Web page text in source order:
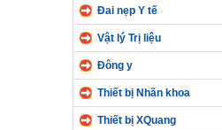
Đai nẹp Y tế
Vật lý Trị liệu
Đông y
Thiết bị Nhãn khoa
Thiết bị XQuang